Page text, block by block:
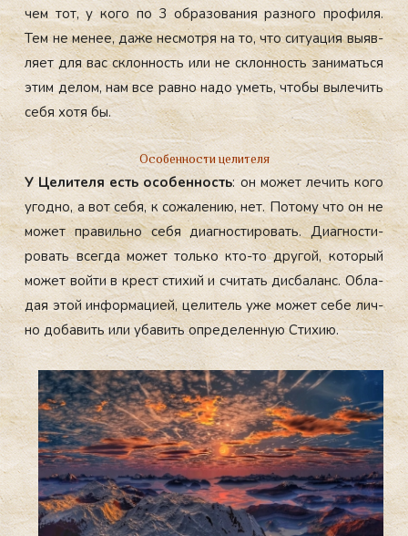
чем тот, у ко­го по 3 об­ра­зова­ния раз­но­го про­филя.
Тем не ме­нее, да­же нес­мотря на то, что си­ту­ация вы­яв­
ля­ет для вас склон­ность или не склон­ность за­нимать­ся
этим де­лом, нам все рав­но на­до уметь, что­бы вы­лечить
се­бя хо­тя бы.
Особенности целителя
У Це­лите­ля есть осо­бен­ность: он мо­жет ле­чить ко­го
угод­но, а вот се­бя, к со­жале­нию, нет. По­тому что он не
мо­жет пра­виль­но се­бя ди­аг­ности­ровать. Ди­аг­ности­
ровать всег­да мо­жет толь­ко кто-то дру­гой, ко­торый
мо­жет вой­ти в крест сти­хий и счи­тать дис­ба­ланс. Об­ла­
дая этой ин­форма­ци­ей, це­литель уже мо­жет се­бе лич­
но до­бавить или уба­вить оп­ре­делен­ную Сти­хию.